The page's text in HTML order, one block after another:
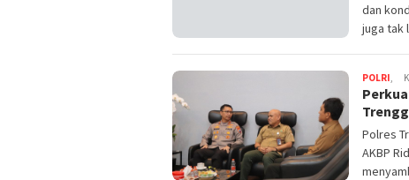
dan
juga tak
POLRI
Polres
AKBP